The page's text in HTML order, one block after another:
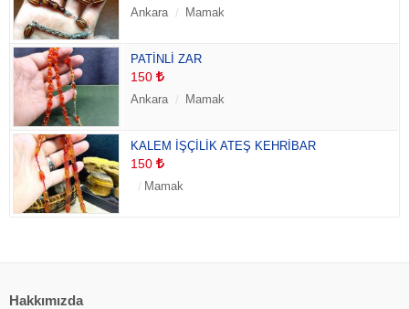
Ankara Mamak
PATİNLİ ZAR
150
Ankara Mamak
KALEM İŞÇİLİK ATEŞ KEHRİBAR
150
Mamak
Hakkımızda